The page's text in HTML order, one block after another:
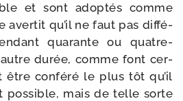
et sont adop­tés comme
aver­tit qu’il ne faut pas dif­fé­
qua­rante ou quatre-​
durée, comme font cer­
être confé­ré le plus tôt qu’il
pos­sible, mais de telle sorte